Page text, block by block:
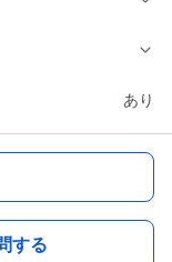
あり
する